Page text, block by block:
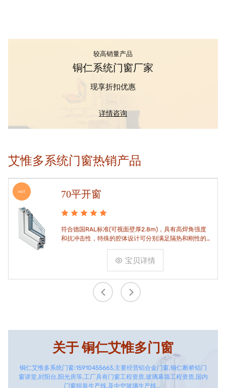
较高销量产品
铜仁系统门窗厂家
现享折扣优惠
详情咨询
艾惟多系统门窗热销产品
HOT 70平开窗
符合德国RAL标准(可视面壁厚2.8m)，具有高焊角强度
和抗冲击性，特殊的腔体设计可分别满足隔热和刚性的
宝贝详情
关于铜仁艾惟多门窗
铜仁艾惟多系统门窗:15910455663,主要经营铝合金门窗,铜仁断桥铝门
窗讲堂,封阳台,阳光房等,工厂具有门窗工程资质,玻璃幕墙工程资质,国内
门窗组装生产线,及中空玻璃生产线。